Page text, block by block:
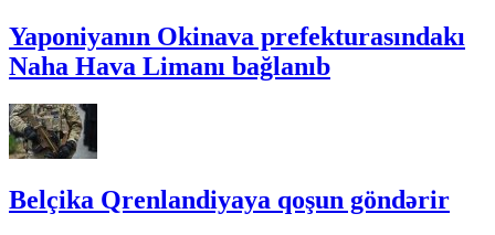
Yaponiyanın Okinava prefekturasındakı
Naha Hava Limanı bağlanıb
Belçika Qrenlandiyaya qoşun göndərir